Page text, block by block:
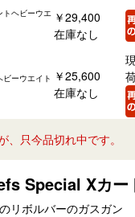
トヘビーウエ ￥29,400
在庫なし
ビーウエイト ￥25,600
在庫なし
、只今品切れ中です。
Special Xカー
リボルバーのガスガン